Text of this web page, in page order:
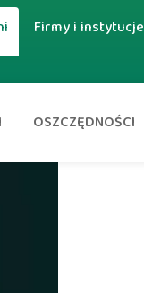
Firmy i instytucje
OSZCZĘDNOŚCI